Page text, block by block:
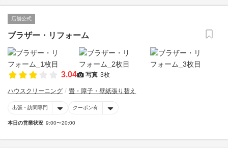
店舗公式
ブラザー・リフォーム
3.04 写真 3枚
ハウスクリーニング 畳・障子・壁紙張り替え
出張・訪問専門 クーポン有
本日の営業状況 9:00〜20:00